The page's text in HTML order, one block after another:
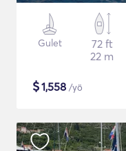
Gulet
72 ft
22 m
$1,558 /yö